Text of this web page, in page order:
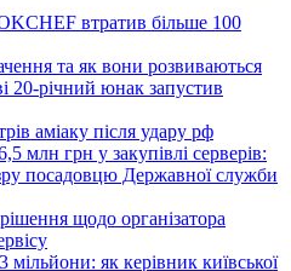
втратив більше 100
та як вони розвиваються
20-річний юнак запустив
аміаку після удару рф
млн грн у закупівлі серверів:
посадовцю Державної служби
щодо організатора
як керівник київської